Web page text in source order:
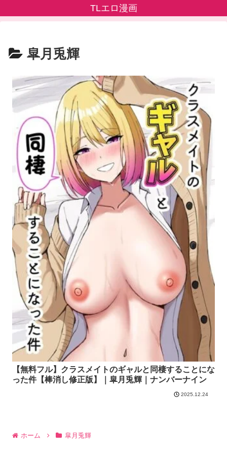
TLエロ漫画
皐月兎輝
【無料フル】クラスメイトのギャルと同棲することにな
った件【棒消し修正版】｜皐月兎輝｜ナンバーナイン
2025.12.24
ホーム 皐月兎輝